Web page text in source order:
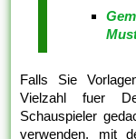
Falls Sie
Vielzahl fuer
Schauspieler
verwenden, mit